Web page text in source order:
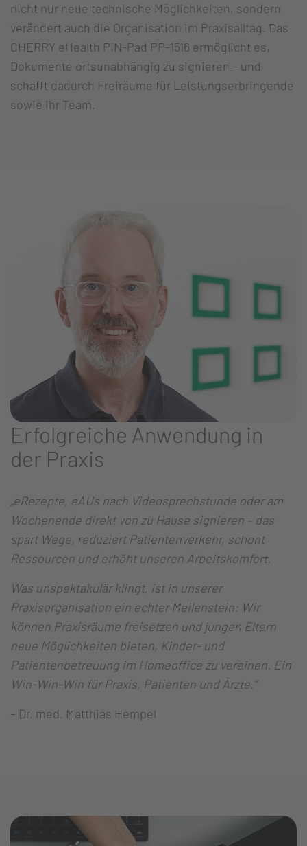
nicht nur neue technische Möglichkeiten, sondern
verändert auch die Organisation im Praxisalltag. Das
CHERRY eHealth PIN-Pad PP-1516 ermöglicht es,
Dokumente ortsunabhängig zu signieren – und
schafft dadurch Freiräume für Leistungserbringende
sowie ihr Team.
Erfolgreiche Anwendung in
der Praxis
„eRezepte, eAUs nach Videosprechstunde oder am
Wochenende direkt von zu Hause signieren – das
spart Wege, reduziert Patientenverkehr, schont
Ressourcen und erhöht unseren Arbeitskomfort.
Was unspektakulär klingt, ist in unserer
Praxisorganisation ein echter Meilenstein: Wir
können Praxisräume freisetzen und jungen Eltern
neue Möglichkeiten bieten, Kinder- und
Patientenbetreuung im Homeoffice zu vereinen. Ein
Win-Win-Win für Praxis, Patienten und Ärzte.“
– Dr. med. Matthias Hempel